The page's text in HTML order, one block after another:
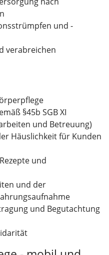
und -
verabreichen
§45b SGB XI
und Betreuung)
Häuslichkeit für Kunden
und
und der
und Begutachtung